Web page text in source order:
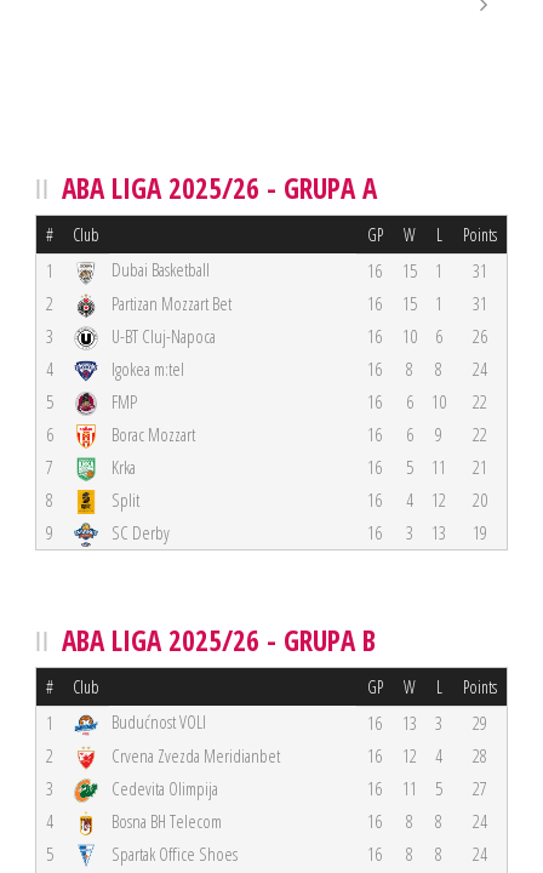
ABA LIGA 2025/26 - GRUPA A
# Club GP W L Points
1 Dubai Basketball 16 15 1
31
2
Partizan Mozzart Bet 16 15 1
31
3
U-BT Cluj-Napoca 16 10 6
26
4
Igokea m:tel 16 8 8
24
5
FMP 16 6 10
22
6
Borac Mozzart 16 6 9
22
7
Krka 16 5 11
21
8
Split 16 4 12
20
9
SC Derby 16 3 13 19
ABA LIGA 2025/26 - GRUPA B
# Club GP W L Points
1 Budućnost VOLI 16 13 3
29
2
Crvena Zvezda Meridianbet 16 12 4
28
3
Cedevita Olimpija 16 11 5
27
4
Bosna BH Telecom 16 8 8
24
5
Spartak Office Shoes 16 8 8
24